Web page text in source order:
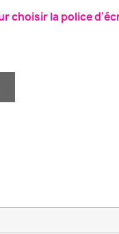
choisir la police